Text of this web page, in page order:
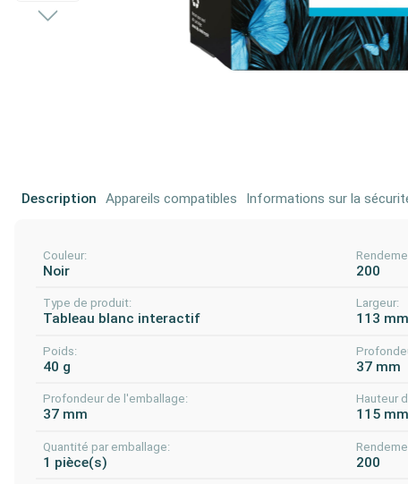
Description Appareils compatibles Informations sur la
Couleur:
Noir 200
Type de produit:
Tableau blanc interactif
Largeur:
113 mm
Poids:
40 g 37 mm
Profondeur de l'emballage:
37 mm
Hauteur
115 mm
Quantité par emballage:
1 pièce(s) 200